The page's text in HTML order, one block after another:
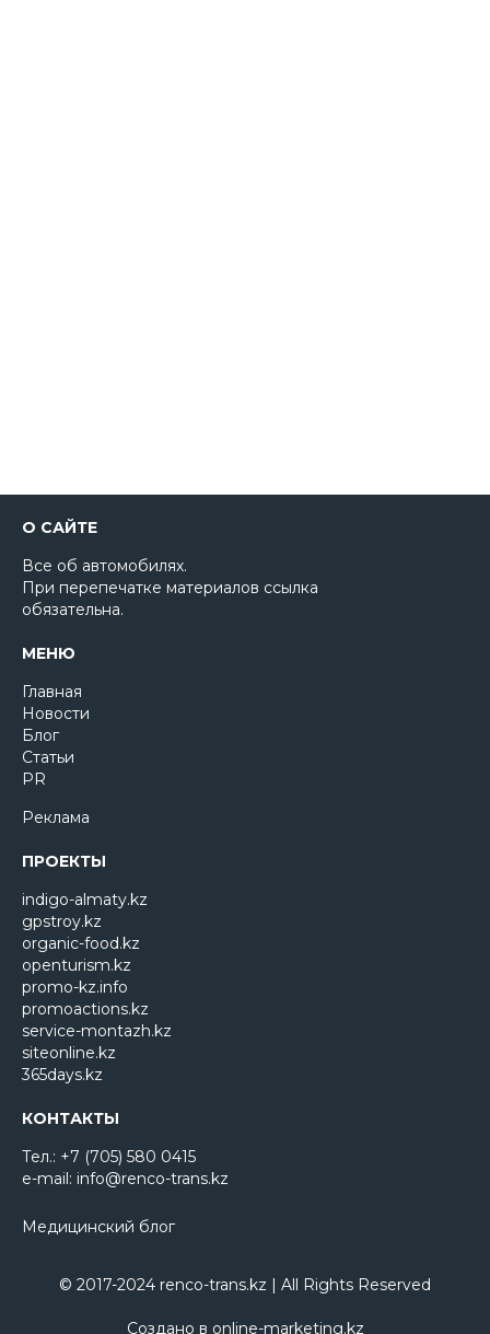
О САЙТЕ
Все об автомобилях.
При перепечатке материалов ссылка
обязательна.
МЕНЮ
Главная
Новости
Блог
Статьи
PR
Реклама
ПРОЕКТЫ
indigo-almaty.kz
gpstroy.kz
organic-food.kz
openturism.kz
promo-kz.info
promoactions.kz
service-montazh.kz
siteonline.kz
365days.kz
КОНТАКТЫ
Тел.: +7 (705) 580 0415
e-mail: info@renco-trans.kz
Медицинский блог
© 2017-2024 renco-trans.kz | All Rights Reserved
Создано в online-marketing.kz